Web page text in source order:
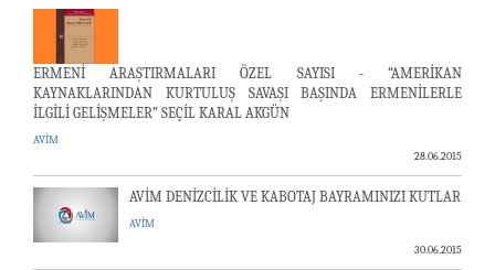
ERMENİ ARAŞTIRMALARI ÖZEL SAYISI - “AMERİKAN
KAYNAKLARINDAN KURTULUŞ SAVAŞI BAŞINDA ERMENİLERLE
İLGİLİ GELİŞMELER” SEÇİL KARAL AKGÜN
AVİM
28.06.2015
AVİM DENİZCİLİK VE KABOTAJ BAYRAMINIZI KUTLAR
AVİM
30.06.2015